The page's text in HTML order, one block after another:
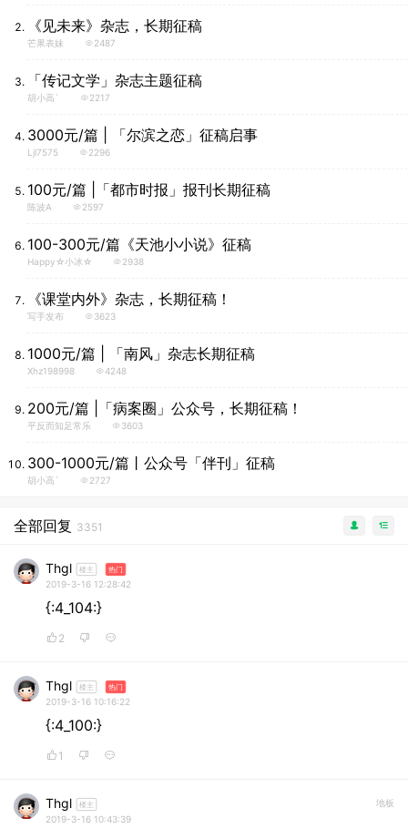
《见未来》杂志，长期征稿
芒果表妹 2487
「传记文学」杂志主题征稿
胡小高` 2217
3000元/篇 | 「尔滨之恋」征稿启事
Ljl7575 2296
100元/篇 |「都市时报」报刊长期征稿
陈波a 2597
100-300元/篇《天池小小说》征稿
Happy☆小冰☆ 2938
《课堂内外》杂志，长期征稿！
写手发布 3623
1000元/篇 | 「南风」杂志长期征稿
Xhz198998 4248
200元/篇 |「病案圈」公众号，长期征稿！
平反而知足常乐 3603
300-1000元/篇丨公众号「伴刊」征稿
胡小高` 2727
全部回复 3351
Thgl 楼主 热门
2019-3-16 12:28:42
{:4_104:}
2
Thgl 楼主 热门
2019-3-16 10:16:22
{:4_100:}
1
地板
Thgl 楼主
2019-3-16 10:43:39